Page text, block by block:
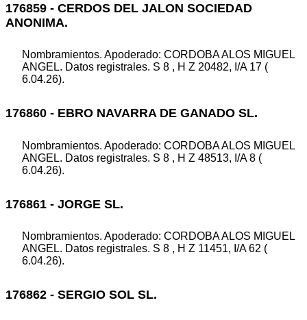
176859 - CERDOS DEL JALON SOCIEDAD
ANONIMA.
Nombramientos. Apoderado: CORDOBA ALOS MIGUEL
ANGEL. Datos registrales. S 8 , H Z 20482, I/A 17 (
6.04.26).
176860 - EBRO NAVARRA DE GANADO SL.
Nombramientos. Apoderado: CORDOBA ALOS MIGUEL
ANGEL. Datos registrales. S 8 , H Z 48513, I/A 8 (
6.04.26).
176861 - JORGE SL.
Nombramientos. Apoderado: CORDOBA ALOS MIGUEL
ANGEL. Datos registrales. S 8 , H Z 11451, I/A 62 (
6.04.26).
176862 - SERGIO SOL SL.